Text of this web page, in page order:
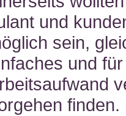
und
sein,
und
finden.